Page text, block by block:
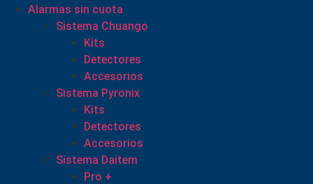
Alarmas sin cuota
Sistema Chuango
Kits
Detectores
Accesorios
Sistema Pyronix
Kits
Detectores
Accesorios
Sistema Daitem
Pro +